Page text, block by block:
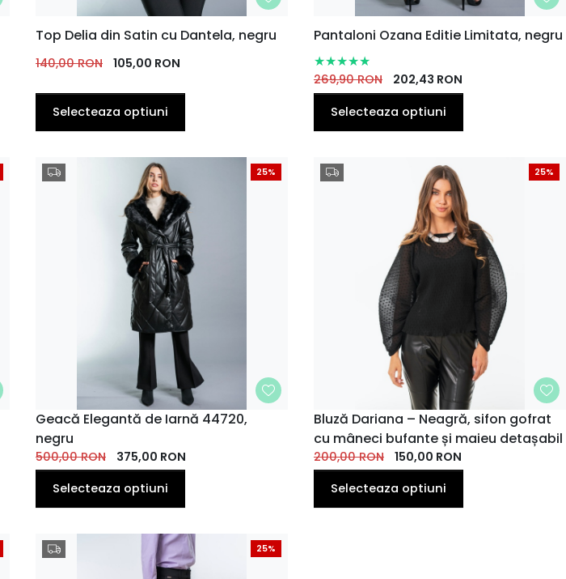
Top Delia din Satin cu Dantela, negru
140,00RON 105,00 RON
Selecteaza optiuni
Pantaloni Ozana Editie Limitata, negru
269,90RON 202,43 RON
Selecteaza optiuni
25%
MARIME
36
Geacă Elegantă de Iarnă 44720,
negru
500,00RON 375,00 RON
Selecteaza optiuni
25%
MARIME
34 36 38 40 42
Bluză Dariana – Neagră, sifon gofrat
cu mâneci bufante și maieu detașabil
200,00RON 150,00 RON
Selecteaza optiuni
25%